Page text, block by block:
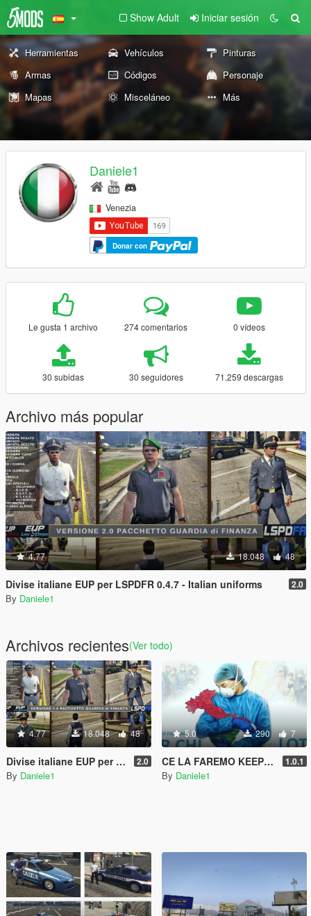
Show Adult Iniciar sesión
Herramientas Vehículos
Pinturas
Armas
Códigos
Personaje
Mapas
Misceláneo Más
Daniele1
Venezia
Donar con
Le gusta 1 archivo 274 comentarios 0 vídeos
30 subidas 30 seguidores 71.259 descargas
Archivo más popular
4.77 18.048 48
Divise italiane EUP per LSPDFR 0.4.7 - Italian uniforms 2.0
By Daniele1
Archivos recientes(Ver todo)
4.77 18.048 48
Divise italiane EUP per LSPDFR 0.4.7 - Italian uniforms 2.0
By Daniele1
5.0 290 7
CE LA FAREMO KEEP STRONG THEME 1.0.1
By Daniele1